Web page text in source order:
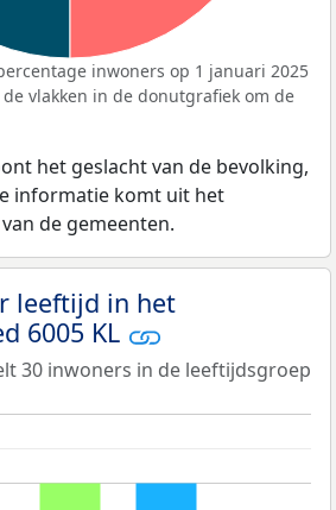
inwoners op 1 januari 2025
vlakken in de donutgrafiek om de
het geslacht van de bevolking,
informatie komt uit het
de gemeenten.
leeftijd in het
6005 KL
30 inwoners in de leeftijdsgroep